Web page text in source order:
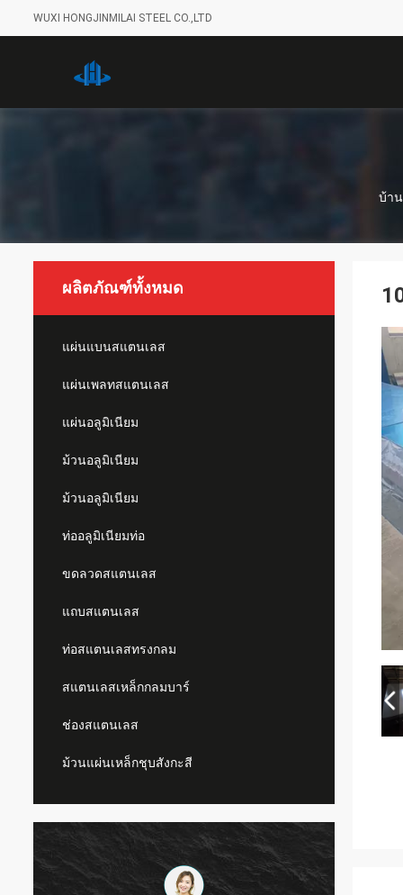
WUXI HONGJINMILAI STEEL CO.,LTD
บ้าน
ผลิตภัณฑ์ทั้งหมด
แผ่นแบนสแตนเลส
แผ่นเพลทสแตนเลส
แผ่นอลูมิเนียม
ม้วนอลูมิเนียม
ม้วนอลูมิเนียม
ท่ออลูมิเนียมท่อ
ขดลวดสแตนเลส
แถบสแตนเลส
ท่อสแตนเลสทรงกลม
สแตนเลสเหล็กกลมบาร์
ช่องสแตนเลส
ม้วนแผ่นเหล็กชุบสังกะสี